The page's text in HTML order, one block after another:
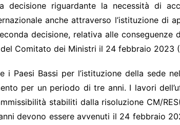
decisione riguardante la necessità di
anche attraverso l’istituzione di
decisione, relativa alle conseguenze
Comitato dei Ministri il 24 febbraio 2023 (
i Paesi Bassi per l’istituzione della sede
per un periodo di tre anni. I lavori
stabiliti dalla risoluzione CM/
devono essere avvenuti il 24 febbraio